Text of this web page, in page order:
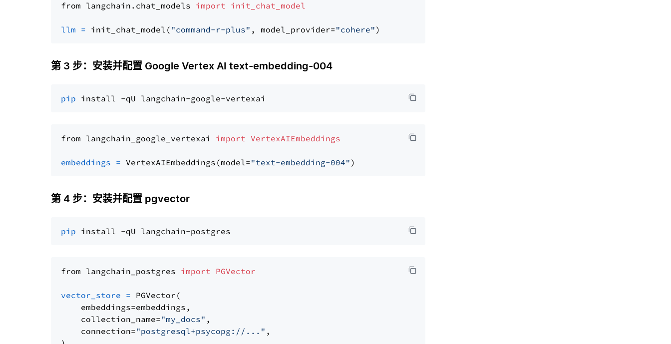
from langchain.chat_models import init_chat_model
llm = init_chat_model( "command-r-plus" , model_provider="cohere"
第 3 步：安装并配置 Google Vertex AI text-embedding-004
pip
from langchain_google_vertexai import VertexAIEmbeddings
embeddings = VertexAIEmbeddings(model="text-embedding-004"
第 4 步：安装并配置 pgvector
pip
from langchain_postgres import PGVector
vector_store = PGVector(
    embeddings=embeddings,
    collection_name=
"my_docs" ,
    connection=
"postgresql+psycopg://..." ,